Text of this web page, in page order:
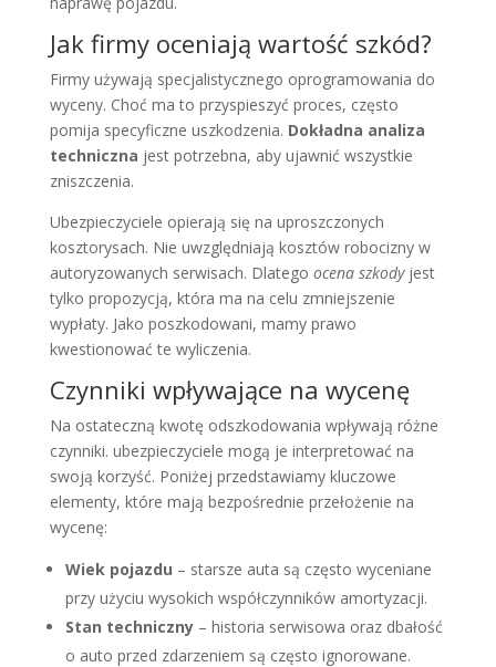
Jak firmy oceniają wartość szkód?
Firmy używają specjalistycznego oprogramowania do
wyceny. Choć ma to przyspieszyć proces, często
pomija specyficzne uszkodzenia. Dokładna analiza
techniczna jest potrzebna, aby ujawnić wszystkie
zniszczenia.
Ubezpieczyciele opierają się na uproszczonych
kosztorysach. Nie uwzględniają kosztów robocizny w
autoryzowanych serwisach. Dlatego ocena szkodyjest
tylko propozycją, która ma na celu zmniejszenie
wypłaty. Jako poszkodowani, mamy prawo
kwestionować te wyliczenia.
Czynniki wpływające na wycenę
Na ostateczną kwotę odszkodowania wpływają różne
czynniki. ubezpieczyciele mogą je interpretować na
swoją korzyść. Poniżej przedstawiamy kluczowe
elementy, które mają bezpośrednie przełożenie na
wycenę:
Wiek pojazdu – starsze auta są często wyceniane
przy użyciu wysokich współczynników amortyzacji.
Stan techniczny– historia serwisowa oraz dbałość
o auto przed zdarzeniem są często ignorowane.